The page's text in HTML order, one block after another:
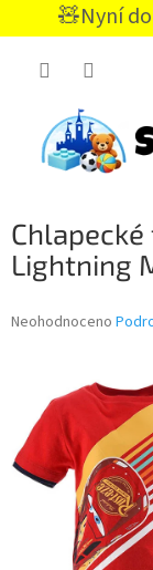
🧸Nyní CZK
Lightning
Průměrné
hvězdiček.
Neohodnoceno